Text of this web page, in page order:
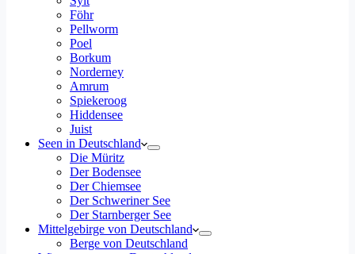
Föhr
Pellworm
Poel
Borkum
Norderney
Amrum
Spiekeroog
Hiddensee
Juist
Seen in Deutschland
Die Müritz
Der Bodensee
Der Chiemsee
Der Schweriner See
Der Starnberger See
Mittelgebirge von Deutschland
Berge von Deutschland